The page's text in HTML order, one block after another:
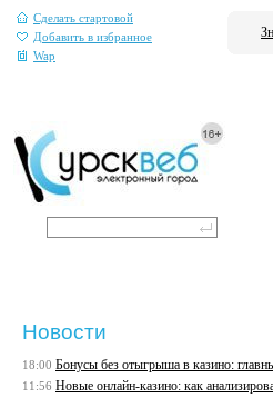
Сделать стартовой
Добавить в избранное
Wap
Новости
18:00 Бонусы без отыгрыша в казино:
11:56 Новые онлайн-казино: как